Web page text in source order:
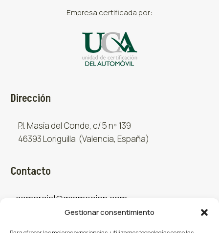
Gestionar consentimiento
Empresa certificada por:
Dirección
P.I. Masía del Conde, c/ 5 nº 139
46393 Loriguilla (Valencia, España)
Contacto
comercial@gasmocion.com